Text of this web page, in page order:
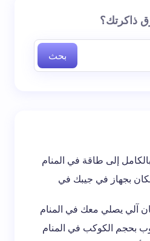
الحقول الإلزامية مشار
في هذا المتصفح
ذاكرتك؟
بحث
إلى طاقة في المنام
بجهاز في جيبك في
آلي يصلي معك في المنام
بحجم الكوكب في المنام